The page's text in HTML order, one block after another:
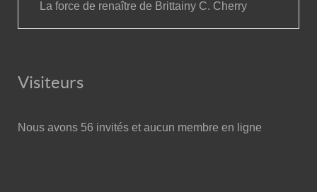
La force de renaître de Brittainy C. Cherry
Visiteurs
Nous avons 56 invités et aucun membre en ligne